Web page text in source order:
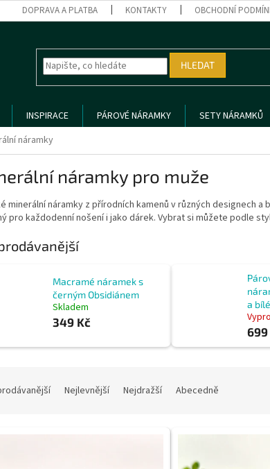
DOPRAVA A PLATBA KONTAKTY OBCHODNÍ
HLEDAT
INSPIRACE PÁROVÉ NÁRAMKY SETY NÁRAMKŮ
náramky
náramky pro muže
minerální náramky z přírodních kamenů v různých designech
pro každodenní nošení i jako dárek. Vybrat si můžete podle
Macramé náramek s
černým Obsidiánem
Skladem
349 Kč
a
699
Nejlevnější Nejdražší Abecedně